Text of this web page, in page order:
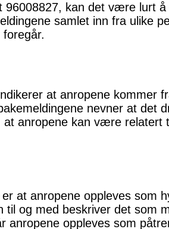
96008827, kan det være lurt
samlet inn fra ulike
at anropene kommer
nevner at det
anropene kan være relatert
at anropene oppleves som
til og med beskriver det som
anropene oppleves som